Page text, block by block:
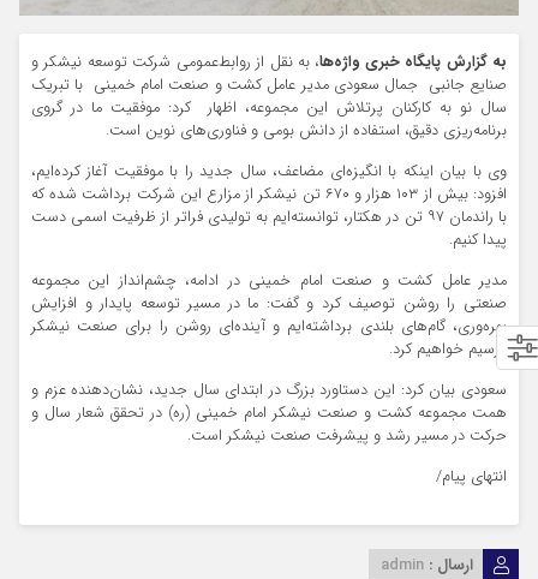
به گزارش پایگاه خبری واژه‌ها، به نقل از روابط‌عمومی شرکت توسعه نیشکر و
صنایع جانبی جمال سعودی مدیر عامل کشت و صنعت امام خمینی با تبریک
سال نو به کارکنان پرتلاش این مجموعه، اظهار کرد: موفقیت ما در گروی
برنامه‌ریزی دقیق، استفاده از دانش بومی و فناوری‌های نوین است.
وی با بیان اینکه با انگیزه‌ای مضاعف، سال جدید را با موفقیت آغاز کرده‌ایم،
افزود: بیش از ۱۰۳ هزار و ۶۷۰ تن نیشکر از مزارع این شرکت برداشت شده که
با راندمان ۹۷ تن در هکتار، توانسته‌ایم به تولیدی فراتر از ظرفیت اسمی دست
پیدا کنیم.
مدیر عامل کشت و صنعت امام خمینی در ادامه، چشم‌انداز این مجموعه
صنعتی را روشن توصیف کرد و گفت: ما در مسیر توسعه پایدار و افزایش
بهره‌وری، گام‌های بلندی برداشته‌ایم و آینده‌ای روشن را برای صنعت نیشکر
ترسیم خواهیم کرد.
سعودی بیان کرد: این دستاورد بزرگ در ابتدای سال جدید، نشان‌دهنده عزم و
همت مجموعه کشت و صنعت نیشکر امام خمینی (ره) در تحقق شعار سال و
حرکت در مسیر رشد و پیشرفت صنعت نیشکر است.
انتهای پیام/
ارسال : admin